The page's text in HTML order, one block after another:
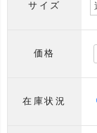
サイズ
価格
在庫状況